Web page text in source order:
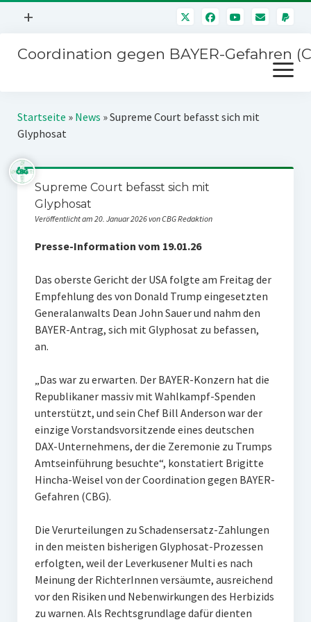
Menü
+
Mitmachen
Über uns
Kontakt
Impressum
Störfälle
Coordination gegen BAYER-Gefahren
Menü
öffnen
Kampagnen
Stichwort BAYER
Jahrestagung
Startseite » News »Supreme Court befasst sich mit
Glyphosat
Supreme Court befasst sich mit
Glyphosat
Veröffentlicht am 20. Januar 2026 von CBG Redaktion
Presse-Information vom 19.01.26
Das oberste Gericht der USA folgte am Freitag der
Empfehlung des von Donald Trump eingesetzten
Generalanwalts Dean John Sauer und nahm den
BAYER-Antrag, sich mit Glyphosat zu befassen,
an.
„Das war zu erwarten. Der BAYER-Konzern hat die
Republikaner massiv mit Wahlkampf-Spenden
unterstützt, und sein Chef Bill Anderson war der
einzige Vorstandsvorsitzende eines deutschen
DAX-Unternehmens, der die Zeremonie zu Trumps
Amtseinführung besuchte“, konstatiert Brigitte
Hincha-Weisel von der Coordination gegen BAYER-
Gefahren (CBG).
Die Verurteilungen zu Schadensersatz-Zahlungen
in den meisten bisherigen Glyphosat-Prozessen
erfolgten, weil der Leverkusener Multi es nach
Meinung der RichterInnen versäumte, ausreichend
vor den Risiken und Nebenwirkungen des Herbizids
zu warnen. Als Rechtsgrundlage dafür dienten